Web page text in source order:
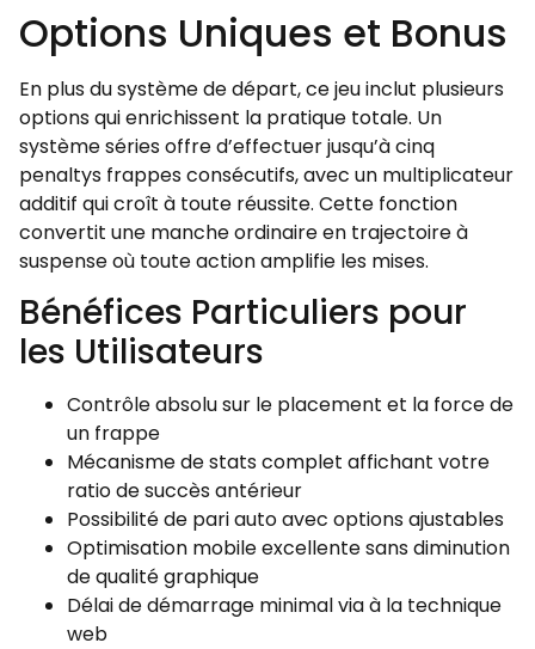
Options Uniques et Bonus
En plus du système de départ, ce jeu inclut plusieurs
options qui enrichissent la pratique totale. Un
système séries offre d’effectuer jusqu’à cinq
penaltys frappes consécutifs, avec un multiplicateur
additif qui croît à toute réussite. Cette fonction
convertit une manche ordinaire en trajectoire à
suspense où toute action amplifie les mises.
Bénéfices Particuliers pour
les Utilisateurs
Contrôle absolu sur le placement et la force de
un frappe
Mécanisme de stats complet affichant votre
ratio de succès antérieur
Possibilité de pari auto avec options ajustables
Optimisation mobile excellente sans diminution
de qualité graphique
Délai de démarrage minimal via à la technique
web